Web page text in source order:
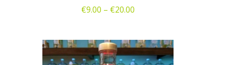
€9.00 – €20.00
προϊόν
έχει